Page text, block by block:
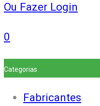
Ou Fazer Login
0
Categorias
Fabricantes